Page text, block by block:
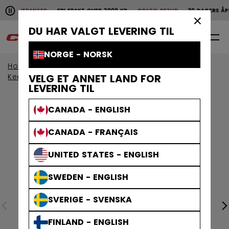
DU HAR VALGT LEVERING TIL
NORGE - NORSK
VELG ET ANNET LAND FOR
LEVERING TIL
CANADA - ENGLISH
CANADA - FRANÇAIS
UNITED STATES - ENGLISH
SWEDEN - ENGLISH
SVERIGE - SVENSKA
FINLAND - ENGLISH
Pause the horizontal scroll animation.
LEVERANSERFRI FRAKT OVER 2000 KRGRATIS RETUR30 DAGERS
Raske leveranser Fri frakt over 2000 krGratis
0
Home Keeper
Keeperbeskyttelse
Keeperhansker & blockers